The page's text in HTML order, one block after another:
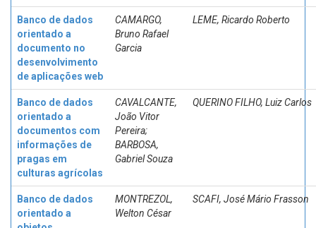
Banco de dados
orientado a
documento no
desenvolvimento
de aplicações web
CAMARGO,
Bruno Rafael
Garcia
LEME, Ricardo Roberto
Banco de dados
orientado a
documentos com
informações de
pragas em
culturas agrícolas
CAVALCANTE,
João Vitor
Pereira;
BARBOSA,
Gabriel Souza
QUERINO FILHO, Luiz Carlos
Banco de dados
orientado a
MONTREZOL,
Welton César
SCAFI, José Mário Frasson